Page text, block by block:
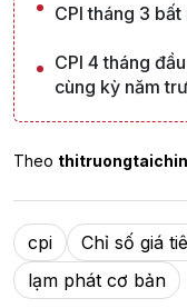
CPI tháng 3
CPI 4 tháng
cùng kỳ năm
Theo
cpi Chỉ số giá
lạm phát cơ bản